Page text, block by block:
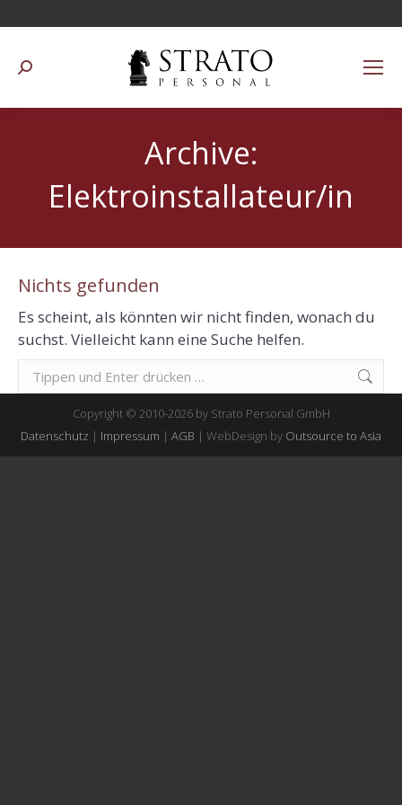
Suchen:
Archive:
Elektroinstallateur/in
Nichts gefunden
Es scheint, als könnten wir nicht finden, wonach du
suchst. Vielleicht kann eine Suche helfen.
Suchen:
Copyright © 2010-2026 by Strato Personal GmbH
Datenschutz | Impressum | AGB | WebDesign by Outsource to Asia